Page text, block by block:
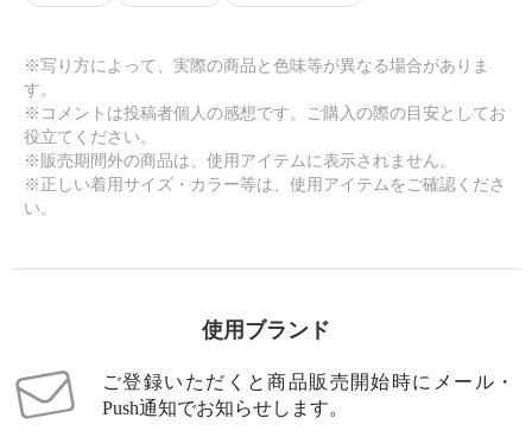
※写り方によって、実際の商品と色味等が異なる場合がありま
す。
※コメントは投稿者個人の感想です。ご購入の際の目安としてお
役立てください。
※販売期間外の商品は、使用アイテムに表示されません。
※正しい着用サイズ・カラー等は、使用アイテムをご確認くださ
い。
使用ブランド
ご登録いただくと商品販売開始時にメール・
Push通知でお知らせします。